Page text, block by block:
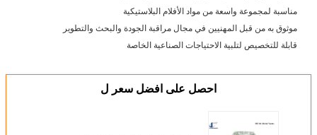
مناسبة لمجموعة واسعة من مواد الأفلام البلاستيكية
موثوق به من قبل المهنيين في مجال مراقبة الجودة والبحث والتطوير
قابلة للتخصيص لتلبية الاحتياجات الصناعية الخاصة
احصل على افضل سعر ل